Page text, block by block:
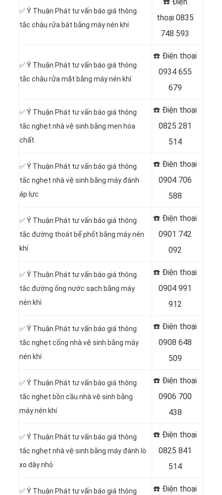
✅ Ý Thuận Phát tư vấn báo giá thông
tắc chậu rửa bát bằng máy nén khí
thoại0835
748 593
✅ Ý Thuận Phát tư vấn báo giá thông
tắc chậu rửa mặt bằng máy nén khí
☎️ Điện thoại
0934 655
679
✅ Ý Thuận Phát tư vấn báo giá thông
tắc nghẹt nhà vệ sinh bằng men hóa
chất
☎️ Điện thoại
0825 281
514
✅ Ý Thuận Phát tư vấn báo giá thông
tắc nghẹt nhà vệ sinh bằng máy đánh
áp lực
☎️ Điện thoại
0904 706
588
✅ Ý Thuận Phát tư vấn báo giá thông
tắc đường thoát bể phốt bằng máy nén
khí
☎️ Điện thoại
0901 742
092
✅ Ý Thuận Phát tư vấn báo giá thông
tắc đường ống nước sạch bằng máy
nén khí
☎️ Điện thoại
0904 991
912
✅ Ý Thuận Phát tư vấn báo giá thông
tắc nghẹt cống nhà vệ sinh bằng máy
nén khí
☎️ Điện thoại
0908 648
509
✅ Ý Thuận Phát tư vấn báo giá thông
tắc nghẹt bồn cầu nhà vệ sinh bằng
máy nén khí
☎️ Điện thoại
0906 700
438
✅ Ý Thuận Phát tư vấn báo giá thông
tắc nghẹt nhà vệ sinh bằng máy đánh lò
xo dây nhỏ
☎️ Điện thoại
0825 841
514
✅ Ý Thuận Phát tư vấn báo giá thông
☎️ Điện thoại